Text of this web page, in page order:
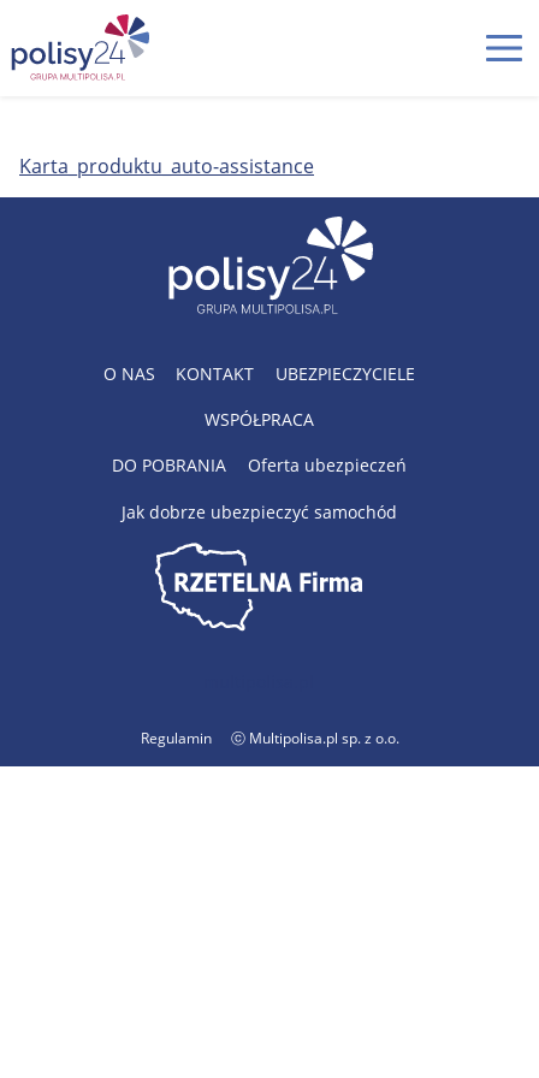
Karta_produktu_auto-assistance
O NAS KONTAKT UBEZPIECZYCIELE
WSPÓŁPRACA
DO POBRANIA Oferta ubezpieczeń
Jak dobrze ubezpieczyć samochód
Regulamin ⓒ Multipolisa.pl sp. z o.o.